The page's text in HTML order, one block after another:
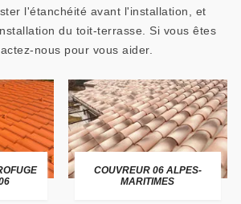
l'étanchéité avant l'installation, et
du toit-terrasse. Si vous êtes
nous pour vous aider.
COUVREUR 06 ALPES-
MARITIMES